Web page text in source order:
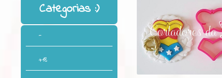
Categorias
-
+18